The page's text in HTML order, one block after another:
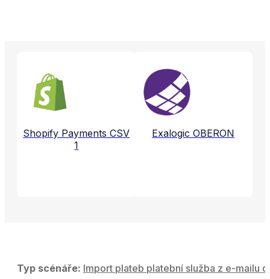
Propojené aplikace a služby
Shopify Payments CSV
1
Exalogic OBERON
Typ scénáře: Import plateb platební služba z e-mailu